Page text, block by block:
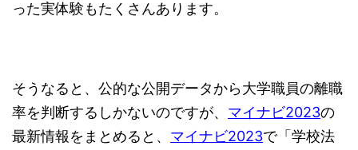
った実体験もたくさんあります。
そうなると、公的な公開データから大学職員の離職
率を判断するしかないのですが、 マイナビ2023の
最新情報をまとめると、 マイナビ2023で「学校法